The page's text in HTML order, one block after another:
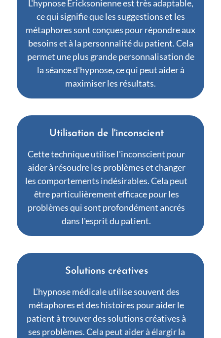
L'hypnose Ericksonienne est très adaptable,
ce qui signifie que les suggestions et les
métaphores sont conçues pour répondre aux
besoins et à la personnalité du patient. Cela
permet une plus grande personnalisation de
la séance d'hypnose, ce qui peut aider à
maximiser les résultats.
Utilisation de l'inconscient
Cette technique utilise l'inconscient pour
aider à résoudre les problèmes et changer
les comportements indésirables. Cela peut
être particulièrement efficace pour les
problèmes qui sont profondément ancrés
dans l'esprit du patient.
Solutions créatives
L’hypnose médicale utilise souvent des
métaphores et des histoires pour aider le
patient à trouver des solutions créatives à
ses problèmes. Cela peut aider à élargir la